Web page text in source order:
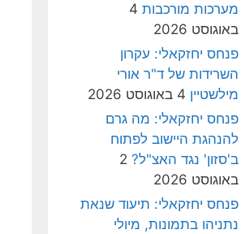
מערכות מורכבות 4
באוגוסט 2026
פנחס יחזקאלי: עקרון
השרידות של ד"ר אורי
מילשטיין 4 באוגוסט 2026
פנחס יחזקאלי: מה גרם
להנהגת היישוב לפתוח
ב'סזון' נגד האצ"ל? 2
באוגוסט 2026
פנחס יחזקאלי: תיעוד שנאת
נתניהו בתמונות, מיולי